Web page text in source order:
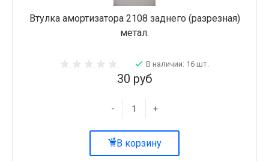
Втулка амортизатора 2108 заднего (разрезная)
метал.
В наличии: 16 шт.
30 руб
- +
В корзину